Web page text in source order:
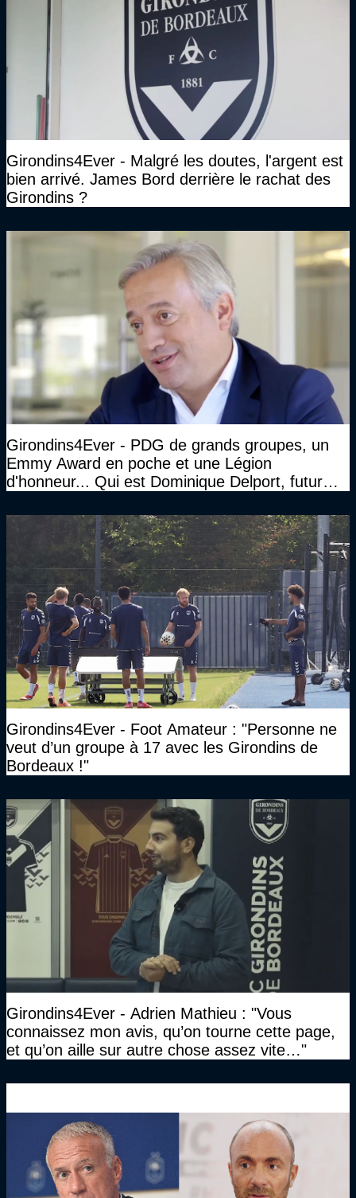
Girondins4Ever - Malgré les doutes, l'argent est
bien arrivé. James Bord derrière le rachat des
Girondins ?
Girondins4Ever - PDG de grands groupes, un
Emmy Award en poche et une Légion
d'honneur... Qui est Dominique Delport, futur
Girondins4Ever - Foot Amateur : "Personne ne
veut d’un groupe à 17 avec les Girondins de
Bordeaux !"
Girondins4Ever - Adrien Mathieu : "Vous
connaissez mon avis, qu’on tourne cette page,
et qu’on aille sur autre chose assez vite…"